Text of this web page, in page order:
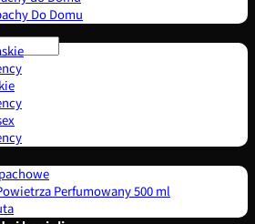
Do Domu
Perfumowany 500 ml